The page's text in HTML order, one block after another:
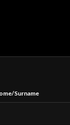
Surname